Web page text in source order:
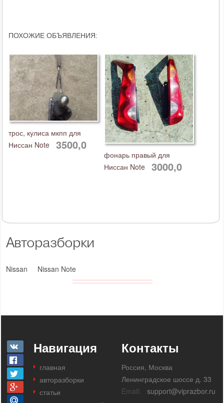
Авторазборки
Nissan Nissan Note
ПОХОЖИЕ ОБЪЯВЛЕНИЯ:
трос, кулиса мкпп для
Ниссан Note
3500,0
фонарь правый для
Ниссан Note
3000,0
Навигация
главная
авторазборки
статьи
Контакты
Россия, Москва
Ленинградское шоссе д. 33
Email:
support@viprazbor.ru